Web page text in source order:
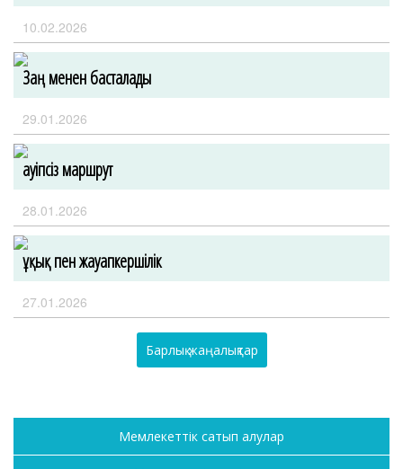
10.02.2026
Заң менен басталады
29.01.2026
Қауіпсіз маршрут
28.01.2026
Құқық пен жауапкершілік
27.01.2026
Барлық жаңалықтар
Мемлекеттік сатып алулар